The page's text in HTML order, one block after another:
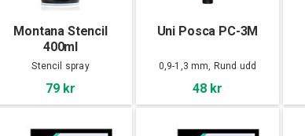
Montana Stencil
400ml
Stencil spray
79 kr
Uni Posca PC-3M
0,9-1,3 mm, Rund udd
48 kr